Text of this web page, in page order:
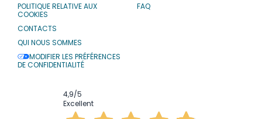
POLITIQUE RELATIVE AUX
COOKIES
CONTACTS
QUI NOUS SOMMES
MODIFIER LES PRÉFÉRENCES
DE CONFIDENTIALITÉ
FAQ
4,9/5
Excellent